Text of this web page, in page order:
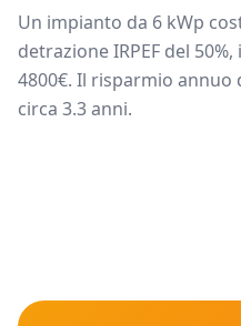
Un impianto da 6 kWp
detrazione IRPEF del
4800€. Il risparmio annuo
circa 3.3anni.